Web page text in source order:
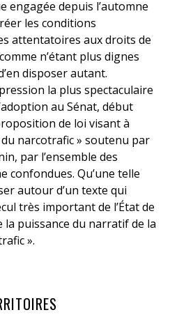
engagée depuis l’automne
les conditions
attentatoires aux droits de
n’étant plus dignes
disposer autant.
la plus spectaculaire
au Sénat, début
de loi visant à
narcotrafic » soutenu par
par l’ensemble des
confondues. Qu’une telle
autour d’un texte qui
très important de l’État de
puissance du narratif de la
».